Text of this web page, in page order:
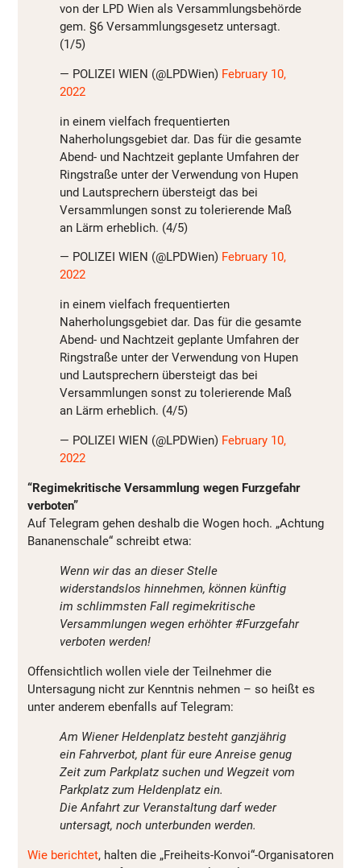
von der LPD Wien als Versammlungsbehörde
gem. §6 Versammlungsgesetz untersagt.
(1/5)
— POLIZEI WIEN (@LPDWien) February 10,
2022
in einem vielfach frequentierten
Naherholungsgebiet dar. Das für die gesamte
Abend- und Nachtzeit geplante Umfahren der
Ringstraße unter der Verwendung von Hupen
und Lautsprechern übersteigt das bei
Versammlungen sonst zu tolerierende Maß
an Lärm erheblich. (4/5)
— POLIZEI WIEN (@LPDWien) February 10,
2022
in einem vielfach frequentierten
Naherholungsgebiet dar. Das für die gesamte
Abend- und Nachtzeit geplante Umfahren der
Ringstraße unter der Verwendung von Hupen
und Lautsprechern übersteigt das bei
Versammlungen sonst zu tolerierende Maß
an Lärm erheblich. (4/5)
— POLIZEI WIEN (@LPDWien) February 10,
2022
“Regimekritische Versammlung wegen Furzgefahr
verboten”
Auf Telegram gehen deshalb die Wogen hoch. „Achtung
Bananenschale“ schreibt etwa:
Wenn wir das an dieser Stelle
widerstandslos hinnehmen, können künftig
im schlimmsten Fall regimekritische
Versammlungen wegen erhöhter #Furzgefahr
verboten werden!
Offensichtlich wollen viele der Teilnehmer die
Untersagung nicht zur Kenntnis nehmen – so heißt es
unter anderem ebenfalls auf Telegram:
Am Wiener Heldenplatz besteht ganzjährig
ein Fahrverbot, plant für eure Anreise genug
Zeit zum Parkplatz suchen und Wegzeit vom
Parkplatz zum Heldenplatz ein.
Die Anfahrt zur Veranstaltung darf weder
untersagt, noch unterbunden werden.
Wie berichtet, halten die „Freiheits-Konvoi“-Organisatoren